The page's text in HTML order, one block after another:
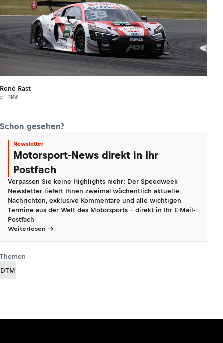
René Rast
© BMW
Schon gesehen?
Newsletter
Motorsport-News direkt in Ihr
Postfach
Verpassen Sie keine Highlights mehr: Der Speedweek
Newsletter liefert Ihnen zweimal wöchentlich aktuelle
Nachrichten, exklusive Kommentare und alle wichtigen
Termine aus der Welt des Motorsports - direkt in Ihr E-Mail-
Postfach
Weiterlesen
Themen
DTM